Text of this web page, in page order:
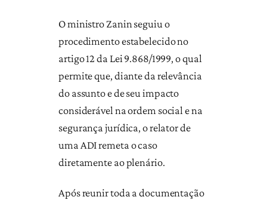
O ministro Zanin seguiu o
procedimento estabelecido no
artigo 12 da Lei 9.868/1999, o qual
permite que, diante da relevância
do assunto e de seu impacto
considerável na ordem social e na
segurança jurídica, o relator de
uma ADI remeta o caso
diretamente ao plenário.
Após reunir toda a documentação